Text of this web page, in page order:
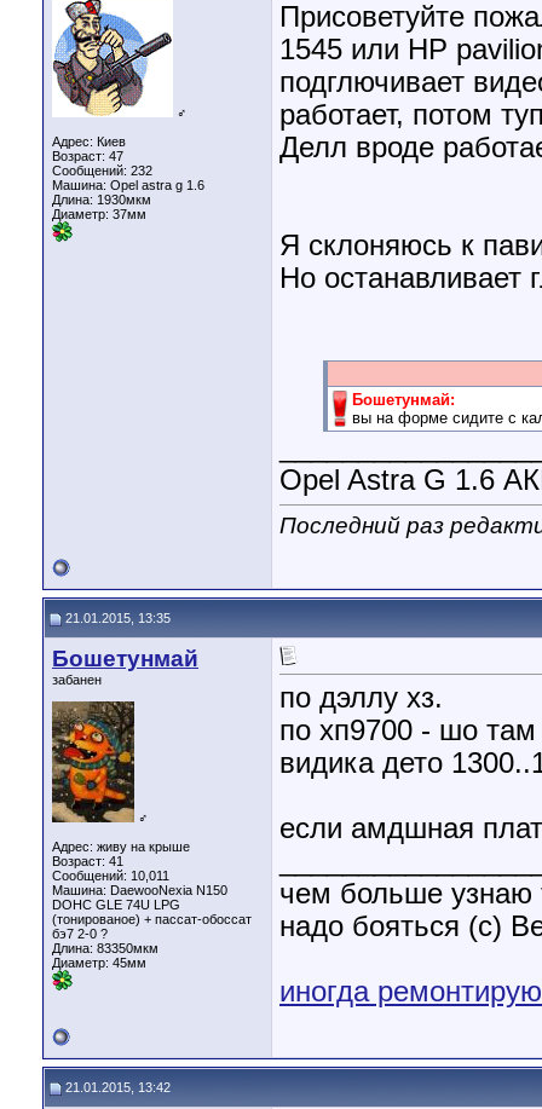
♂
Адрес: Киев
Возраст: 47
Сообщений: 232
Машина: Opel astra g 1.6
Длина: 1930мкм
Диаметр: 37мм
Присоветуйте
1545 или HP
подглючивает
работает, потом
Делл вроде
Я склоняюсь к
Но останавливает
Бошетунмай:
вы на форме сидите с
Opel Astra G 1.6
Последний раз
21.01.2015, 13:35
Бошетунмай
забанен
♂
Адрес: живу на крыше
Возраст: 41
Сообщений: 10,011
Машина: DaewooNexia N150
DOHC GLE 74U LPG
(тонированое) + пассат-обоссат
бэ7 2-0 ?
Длина: 83350мкм
Диаметр: 45мм
по дэллу хз.
по хп9700 - шо
видика дето
если амдшная
чем больше узнаю
надо бояться (с)
иногда
21.01.2015, 13:42